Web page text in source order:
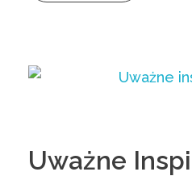
Uważne